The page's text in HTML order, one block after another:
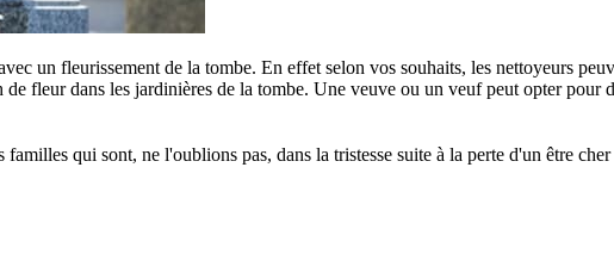
un fleurissement de la tombe. En effet selon vos souhaits, les nettoyeurs
fleur dans les jardinières de la tombe. Une veuve ou un veuf peut opter
qui sont, ne l'oublions pas, dans la tristesse suite à la perte d'un être cher